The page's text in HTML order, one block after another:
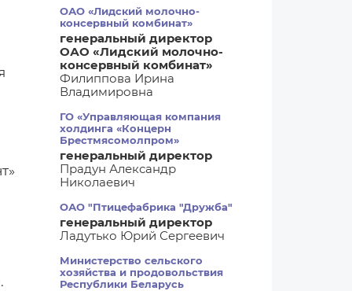
ОАО «Лидский молочно-
консервный комбинат»
генеральный директор
ОАО «Лидский молочно-
консервный комбинат»
Филиппова Ирина
Владимировна
ГО «Управляющая компания
холдинга «Концерн
Брестмясомолпром»
генеральный директор
Прадун Александр
Николаевич
ОАО "Птицефабрика "Дружба"
генеральный директор
Ладутько Юрий Сергеевич
Министерство сельского
хозяйства и продовольствия
Республики Беларусь